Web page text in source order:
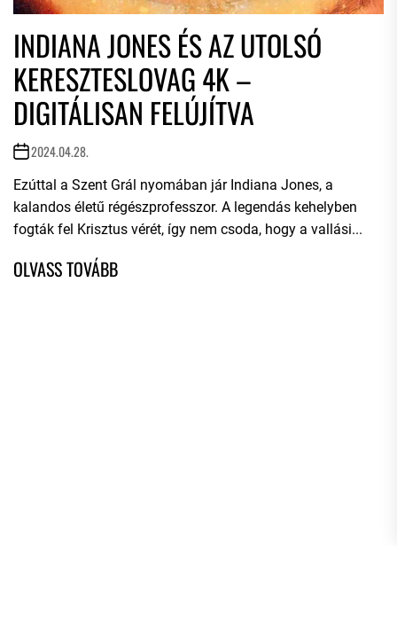
INDIANA JONES ÉS AZ UTOLSÓ
KERESZTESLOVAG 4K –
DIGITÁLISAN FELÚJÍTVA
2024.04.28.
Ezúttal a Szent Grál nyomában jár Indiana Jones, a
kalandos életű régészprofesszor. A legendás kehelyben
fogták fel Krisztus vérét, így nem csoda, hogy a vallási...